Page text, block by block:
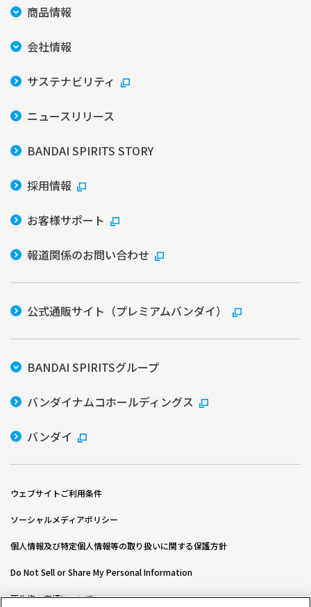
商品情報
会社情報
サステナビリティ
ニュースリリース
BANDAI SPIRITS STORY
採用情報
お客様サポート
報道関係のお問い合わせ
公式通販サイト（プレミアムバンダイ）
BANDAI SPIRITSグループ
バンダイナムコホールディングス
バンダイ
ウェブサイトご利用条件
ソーシャルメディアポリシー
個人情報及び特定個人情報等の取り扱いに関する保護方針
Do Not Sell or Share My Personal Information
著作権・商標について